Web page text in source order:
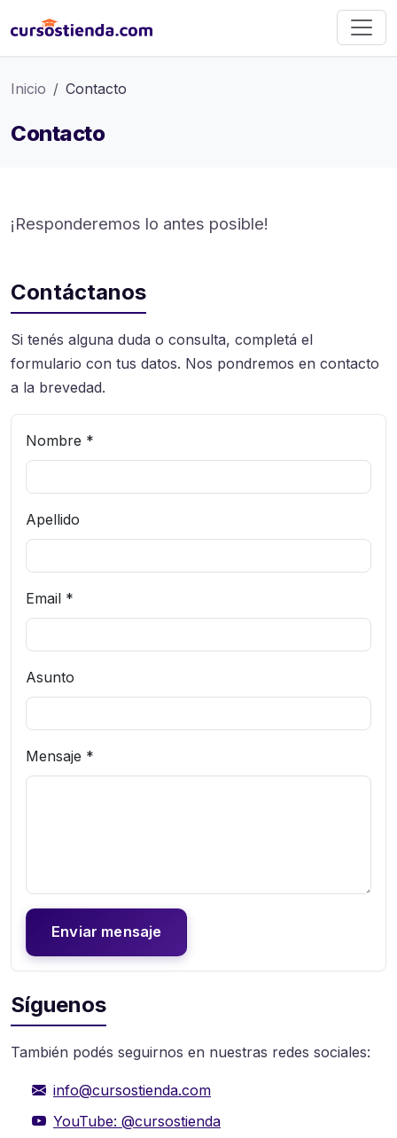
Inicio Contacto
Contacto
¡Responderemos lo antes posible!
Contáctanos
Si tenés alguna duda o consulta, completá el
formulario con tus datos. Nos pondremos en contacto
a la brevedad.
Nombre *
Apellido
Email *
Asunto
Mensaje *
Enviar mensaje
Síguenos
También podés seguirnos en nuestras redes sociales:
info@cursostienda.com
YouTube: @cursostienda